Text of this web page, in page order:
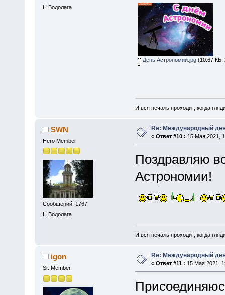
Н.Водолага
День Астрономии.jpg(10.67 КБ,
И вся печаль проходит, когда
SWN
Hero Member
Сообщений: 1767
Н.Водолага
Re: Международный
« Ответ #10 : 15 Мая 2021,
Поздравляю
Астрономии!
И вся печаль проходит, когда
igon
Sr. Member
Re: Международный
« Ответ #11 : 15 Мая 2021,